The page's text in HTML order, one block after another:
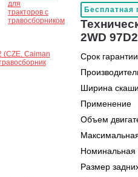
Бесплатная
2WD
Срок гарантии
Ширина
Применение
Объем
Номинальная
Размер